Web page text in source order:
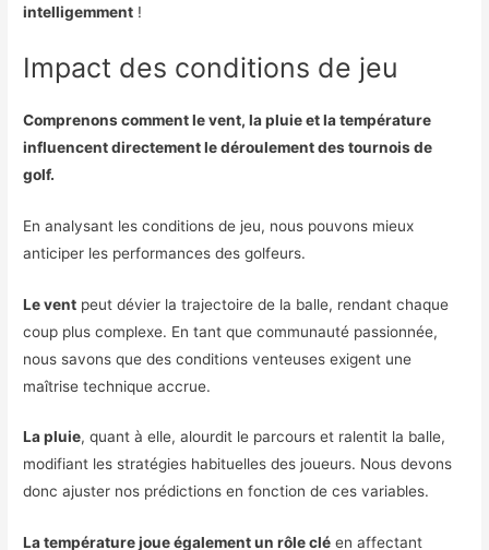
intelligemment !
Impact des conditions de jeu
Comprenons comment le vent, la pluie et la température
influencent directement le déroulement des tournois de
golf.
En analysant les conditions de jeu, nous pouvons mieux
anticiper les performances des golfeurs.
Le vent peut dévier la trajectoire de la balle, rendant chaque
coup plus complexe. En tant que communauté passionnée,
nous savons que des conditions venteuses exigent une
maîtrise technique accrue.
La pluie, quant à elle, alourdit le parcours et ralentit la balle,
modifiant les stratégies habituelles des joueurs. Nous devons
donc ajuster nos prédictions en fonction de ces variables.
La température joue également un rôle clé en affectant